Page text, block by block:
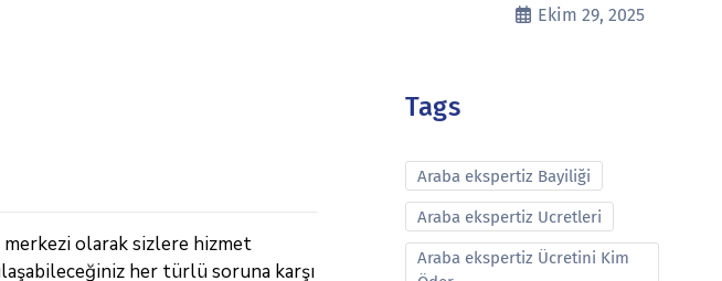
olarak sizlere hizmet
her türlü soruna karşı
Ekim 29, 2025
Tags
Araba ekspertiz Bayiliği
Araba ekspertiz Ucretleri
Araba ekspertiz Ücretini Kim